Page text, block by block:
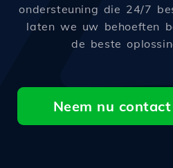
ondersteuning die 24/7
laten we uw behoeften
de beste
Neem nu